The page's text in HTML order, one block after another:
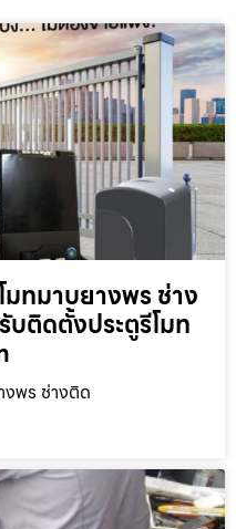
มทมาบยางพร ช่าง
ติดตั้งประตูรีโมท
งพร ช่างติด